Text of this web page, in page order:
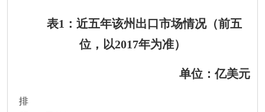
表1 ：近五年该州出口市场情况（前五
位，以2017年为准）
单位：亿美元
排